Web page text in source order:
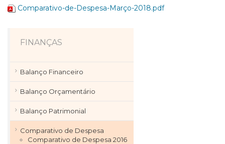
Comparativo-de-Despesa-Março-2018.pdf
FINANÇAS
Balanço Financeiro
Balanço Orçamentário
Balanço Patrimonial
Comparativo de Despesa
Comparativo de Despesa 2016